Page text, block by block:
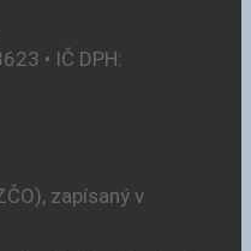
• IČ DPH:
zapísaný v